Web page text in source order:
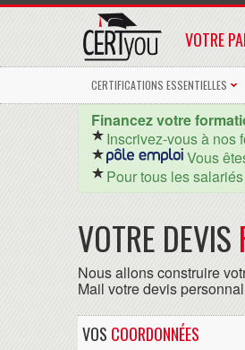
VOTRE
CERTIFICATIONS ESSENTIELLES
Financez votre
Inscrivez-vous à nos
Vous
Pour tous les
VOTRE DEVIS
Nous allons construire
Mail votre devis
VOS COORDONNÉES